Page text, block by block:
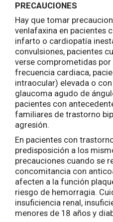
PRECAUCIONES
Hay que tomar
venlafaxina en pacientes
infarto o cardiopatía
convulsiones, pacientes
verse comprometidas por
frecuencia cardiaca,
intraocular) elevada o
glaucoma agudo de
pacientes con
familiares de trastorno
agresión.
En pacientes con
predisposición a los
precauciones cuando se
concomitancia con
afecten a la función
riesgo de hemorragia.
insuficiencia renal,
menores de 18 años y